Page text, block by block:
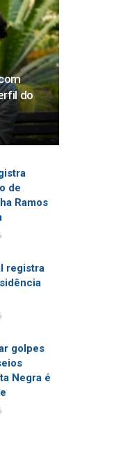
do
de
Ramos
registra
golpes
Negra é